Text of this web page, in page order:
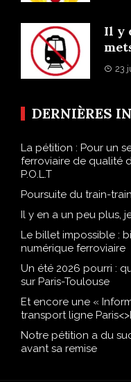
Il y
23
DERNIÈRES
La pétition : Pour un
ferroviaire de qualité
P.O.L.T
Poursuite du train-
Il y en a un peu plus,
Le billet impossible :
numérique ferroviaire
Un été 2026 pourri :
sur Paris-Toulouse
Et encore une «
transport ligne
Notre pétition a du
avant sa remise